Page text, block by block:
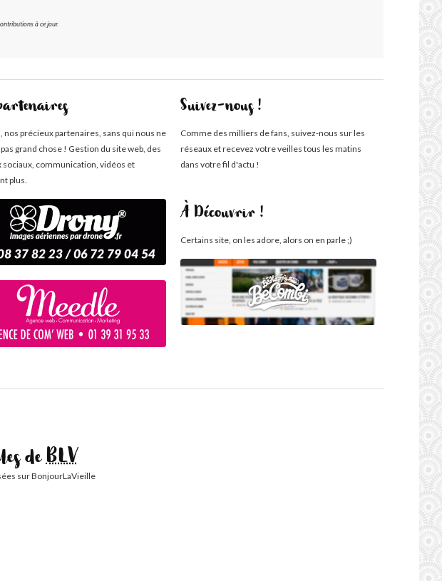
à ce jour.
nos précieux partenaires, sans qui nous ne
grand chose ! Gestion du site web, des
sociaux, communication, vidéos et
plus.
Suivez-nous !
Comme des milliers de fans, suivez-nous sur les
réseaux et recevez votre veilles tous les matins
dans votre fil d'actu !
À Découvrir !
Certains site, on les adore, alors on en parle ;)
deBLV
sur BonjourLaVieille